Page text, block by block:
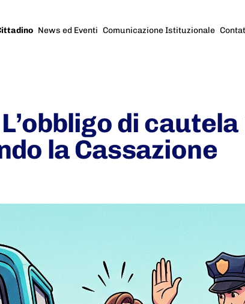
News ed Eventi Comunicazione Istituzionale
di
la Cassazione